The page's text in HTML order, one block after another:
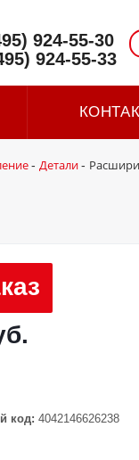
924-55-30
924-55-33
- Детали-
код: 4042146626238